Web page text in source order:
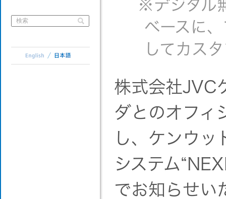
※デジタル
ベースに
してカス
株式会社JVC
ダとのオフィ
し、ケンウッ
システム
でお知らせい